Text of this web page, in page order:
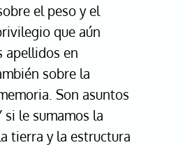
el peso y el
que aún
apellidos en
sobre la
Son asuntos
si le sumamos la
tierra y la estructura